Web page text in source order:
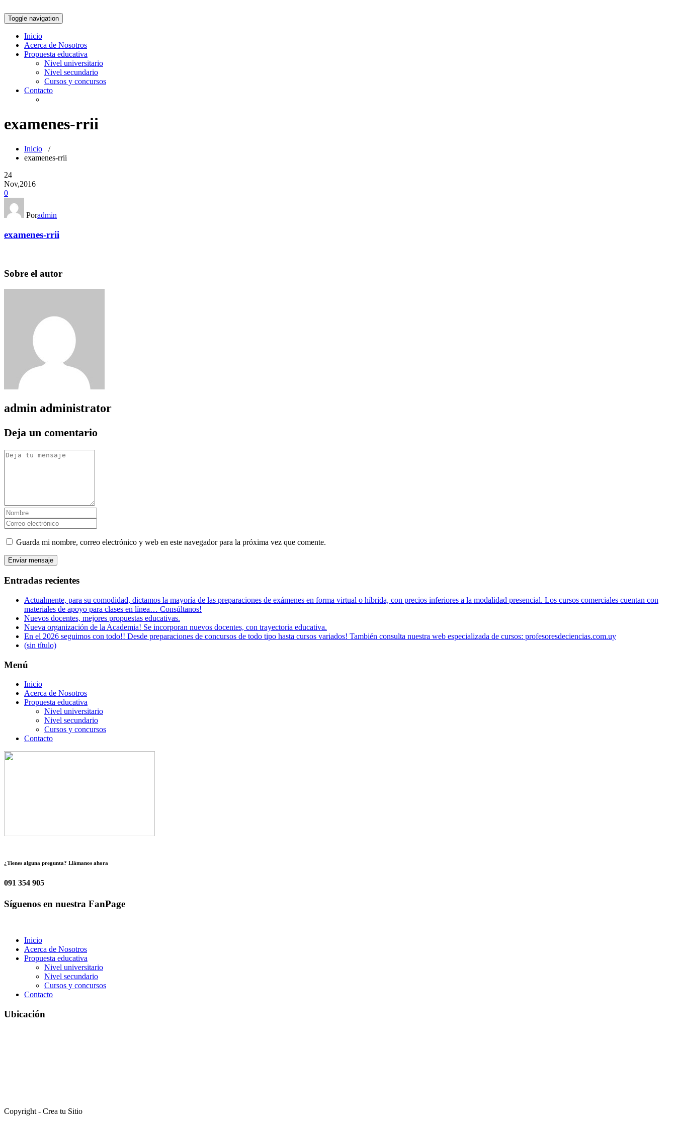
Toggle navigation
Inicio
Acerca de Nosotros
Propuesta educativa
Nivel universitario
Nivel secundario
Cursos y concursos
Contacto
examenes-rrii
Inicio /
examenes-rrii
24
Nov,2016
0
Poradmin
examenes-rrii
Sobre el autor
admin administrator
Deja un comentario
Guarda mi nombre, correo electrónico y web en este navegador para la próxima vez que comente.
Entradas recientes
Actualmente, para su comodidad, dictamos la mayoría de las preparaciones de exámenes en forma virtual o híbrida, con precios inferiores a la modalidad presencial. Los cursos comerciales cuentan con
materiales de apoyo para clases en línea… Consúltanos!
Nuevos docentes, mejores propuestas educativas.
Nueva organización de la Academia! Se incorporan nuevos docentes, con trayectoria educativa.
En el 2026 seguimos con todo!! Desde preparaciones de concursos de todo tipo hasta cursos variados! También consulta nuestra web especializada de cursos: profesoresdeciencias.com.uy
(sin título)
Menú
Inicio
Acerca de Nosotros
Propuesta educativa
Nivel universitario
Nivel secundario
Cursos y concursos
Contacto
¿Tienes alguna pregunta? Llámanos ahora
091 354 905
Síguenos en nuestra FanPage
Inicio
Acerca de Nosotros
Propuesta educativa
Nivel universitario
Nivel secundario
Cursos y concursos
Contacto
Ubicación
Copyright - Crea tu Sitio